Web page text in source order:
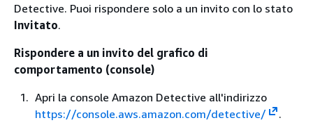
Detective. Puoi rispondere solo a un invito con lo stato
Invitato.
Rispondere a un invito del grafico di
comportamento (console)
Apri la console Amazon Detective all'indirizzo
https://console.aws.amazon.com/detective/
.